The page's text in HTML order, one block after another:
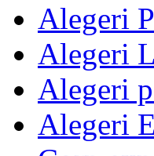
Alegeri
Alegeri
Alegeri
Alegeri